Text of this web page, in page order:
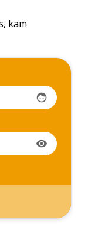
kam
face
visibility